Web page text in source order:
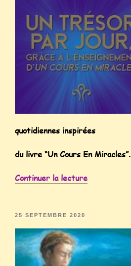
quotidiennes inspirées
du livre “Un Cours En Miracles”.
Continuer la lecture
25 SEPTEMBRE 2020